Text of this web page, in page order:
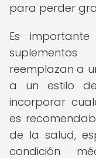
para perder
Es
reemplazan a
a un estilo
incorporar
es
de la salud,
condición